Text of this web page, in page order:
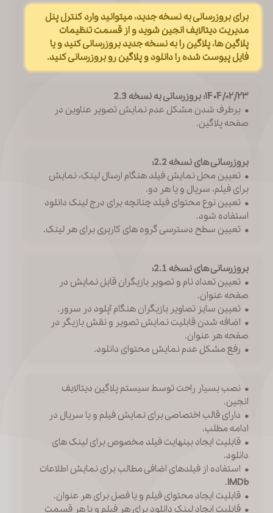
برای بروزرسانی به نسخه جدید، میتوانید وارد کنترل پنل
مدیریت دیتالایف انجین شوید و از قسمت تنظیمات
پلاگین ها، پلاگین را به نسخه جدید بروزرسانی کنید و یا
فایل پیوست شده را دانلود و پلاگین رو بروزرسانی کنید.
۱۴۰۴/۰۲/۲۳: بروزرسانی به نسخه 2.3
• برطرف شدن مشکل عدم نمایش تصویر عناوین در
صفحه پلاگین.
بروزرسانی های نسخه 2.2:
• تعیین محل نمایش فیلد هنگام ارسال لینک، نمایش
برای فیلم، سریال و یا هر دو.
• تعیین نوع محتوای فیلد چنانچه برای درج لینک دانلود
استفاده شود.
• تعیین سطح دسترسی گروه های کاربری برای هر لینک.
بروزرسانی های نسخه 2.1:
• تعیین تعداد نام و تصویر بازیگران قابل نمایش در
صفحه عنوان.
• تعیین سایز تصاویر بازیگران هنگام آپلود در سرور.
• اضافه شدن قابلیت نمایش تصویر و نقش بازیگر در
صفحه هر عنوان.
• رفع مشکل عدم نمایش محتوای دانلود.
• نصب بسیار راحت توسط سیستم پلاگین دیتالایف
انجین.
• دارای قالب اختصاصی برای نمایش فیلم و یا سریال در
ادامه مطلب.
• قابلیت ایجاد بینهایت فیلد مخصوص برای لینک های
دانلود.
• استفاده از فیلدهای اضافی مطالب برای نمایش اطلاعات
IMDb
.
• قابلیت ایجاد محتوای فیلم و یا فصل برای هر عنوان.
• قابلیت ایجاد لینک دانلود برای هر فیلم و یا هر قسمت